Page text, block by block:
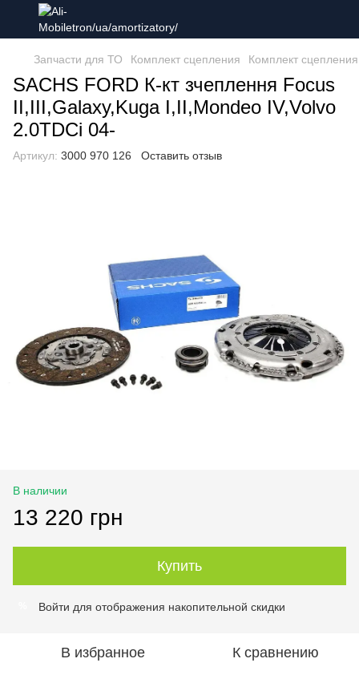
Запчасти для ТО Комплект сцепления Комплект
SACHS FORD К-кт зчеплення Focus
II,III,Galaxy,Kuga I,II,Mondeo IV,Volvo
2.0TDCi 04-
Артикул: 3000 970 126 Оставить отзыв
В наличии
13 220 грн
Купить
Войти для отображения накопительной скидки
В избранное К сравнению